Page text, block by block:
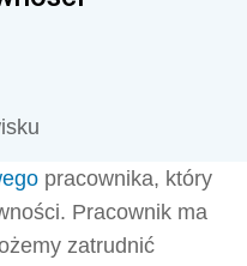
pracownika, który
Pracownik ma
zatrudnić